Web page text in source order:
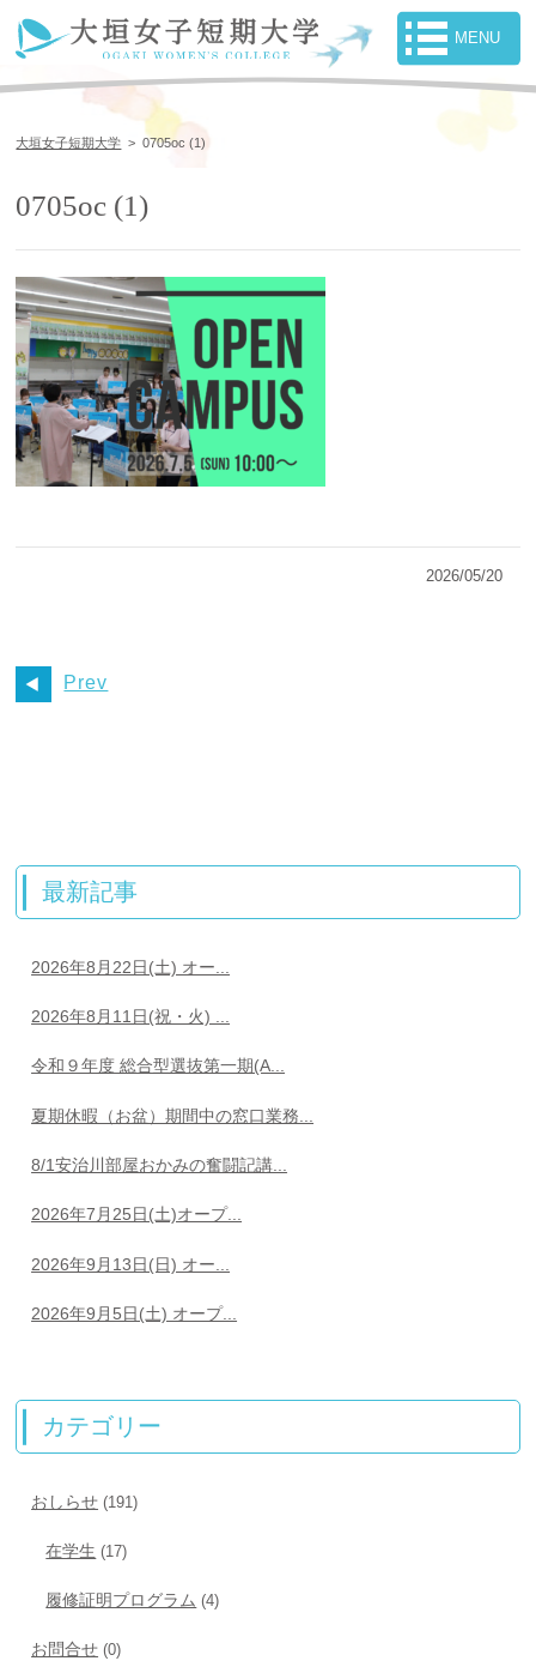
大垣女子短期大学 >0705oc (1)
0705oc (1)
2026/05/20
Prev
最新記事
2026年8月22日(土) オー...
2026年8月11日(祝・火) ...
令和９年度 総合型選抜第一期(A...
夏期休暇（お盆）期間中の窓口業務...
8/1安治川部屋おかみの奮闘記講...
2026年7月25日(土)オープ...
2026年9月13日(日) オー...
2026年9月5日(土) オープ...
カテゴリー
おしらせ (191)
在学生 (17)
履修証明プログラム (4)
お問合せ (0)